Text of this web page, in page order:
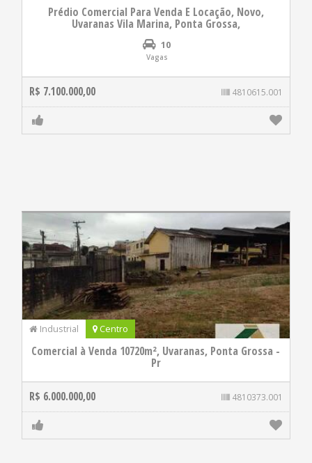
Prédio Comercial Para Venda E Locação, Novo,
Uvaranas Vila Marina, Ponta Grossa,
10
Vagas
R$ 7.100.000,00 4810615.001
Industrial Centro
Comercial à Venda 10720m², Uvaranas, Ponta Grossa -
Pr
R$ 6.000.000,00 4810373.001